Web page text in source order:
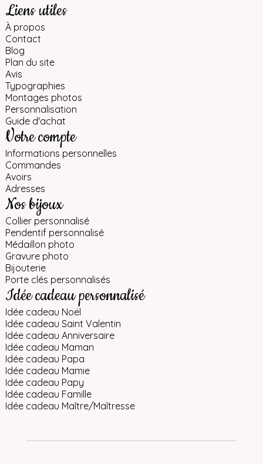
Liens utiles
À propos
Contact
Blog
Plan du site
Avis
Typographies
Montages photos
Personnalisation
Guide d'achat
Votre compte
Informations personnelles
Commandes
Avoirs
Adresses
Nos bijoux
Collier personnalisé
Pendentif personnalisé
Médaillon photo
Gravure photo
Bijouterie
Porte clés personnalisés
Idée cadeau personnalisé
Idée cadeau Noël
Idée cadeau Saint Valentin
Idée cadeau Anniversaire
Idée cadeau Maman
Idée cadeau Papa
Idée cadeau Mamie
Idée cadeau Papy
Idée cadeau Famille
Idée cadeau Maître/Maîtresse